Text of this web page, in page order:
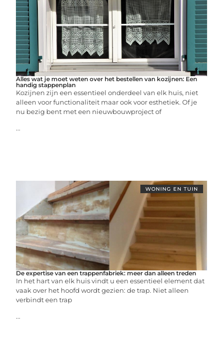
Alles wat je moet weten over het bestellen van kozijnen: Een
handig stappenplan
Kozijnen zijn een essentieel onderdeel van elk huis, niet
alleen voor functionaliteit maar ook voor esthetiek. Of je
nu bezig bent met een nieuwbouwproject of
...
WONING EN TUIN
De expertise van een trappenfabriek: meer dan alleen treden
In het hart van elk huis vindt u een essentieel element dat
vaak over het hoofd wordt gezien: de trap. Niet alleen
verbindt een trap
...